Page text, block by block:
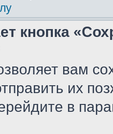
кнопка
вам
их
в